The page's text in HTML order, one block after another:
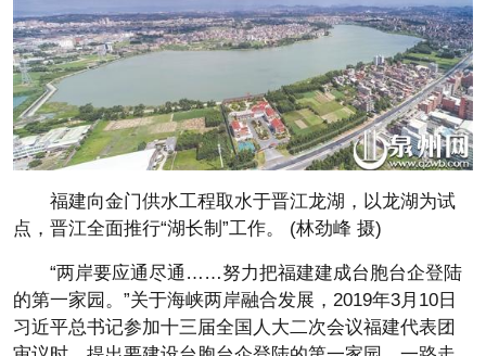
福建向金门供水工程取水于晋江龙湖，以龙湖为试
点，晋江全面推行“湖长制”工作。 (林劲峰 摄)
“两岸要应通尽通……努力把福建建成台胞台企登陆
的第一家园。”关于海峡两岸融合发展，2019年3月10日
习近平总书记参加十三届全国人大二次会议福建代表团